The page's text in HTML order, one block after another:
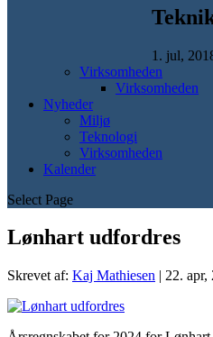
1. jul,
Virksomheden
Virksomheden
Nyheder
Miljø
Teknologi
Virksomheden
Kalender
Select Page
Lønhart udfordres
Skrevet af: Kaj Mathiesen | 22. apr,